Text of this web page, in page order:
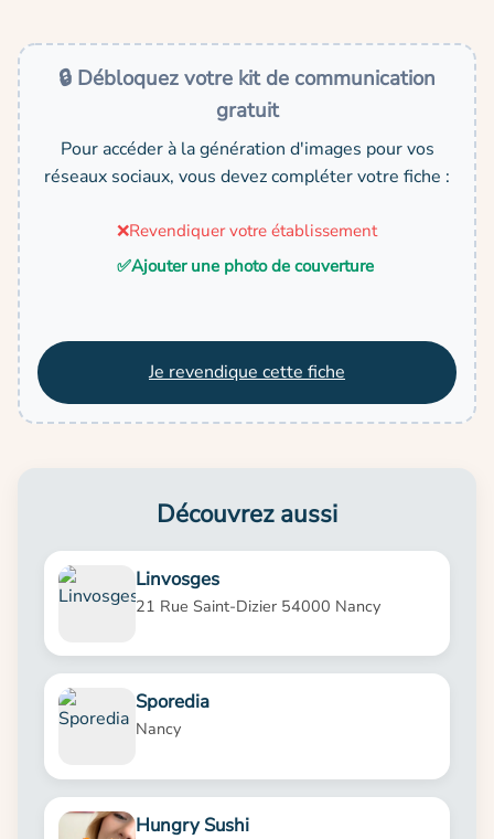
🔒 Débloquez votre kit de communication
gratuit
Pour accéder à la génération d'images pour vos
réseaux sociaux, vous devez compléter votre fiche :
❌Revendiquer votre établissement
✅Ajouter une photo de couverture
Je revendique cette fiche
Découvrez aussi
Linvosges
21 Rue Saint-Dizier 54000 Nancy
Sporedia
Nancy
Hungry Sushi